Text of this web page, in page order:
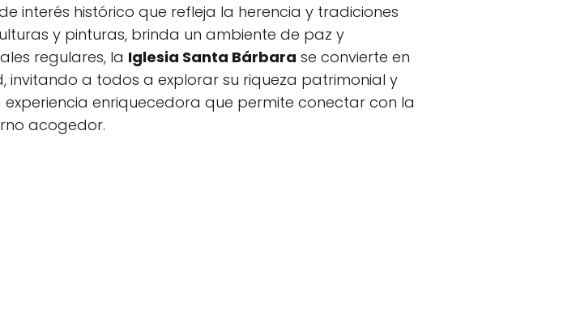
interés histórico que refleja la herencia y tradiciones
y pinturas, brinda un ambiente de paz y
regulares, la Iglesia Santa Bárbara se convierte en
a todos a explorar su riqueza patrimonial y
enriquecedora que permite conectar con la
acogedor.